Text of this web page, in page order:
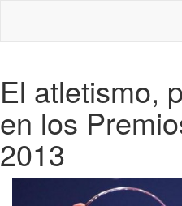
El atletismo,
en los
2013